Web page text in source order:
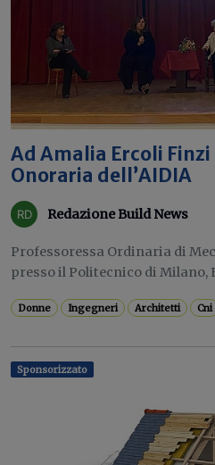
Ad Amalia Ercoli
Onoraria dell’AIDIA
Redazione Build News
Professoressa Ordinaria di
presso il Politecnico di Milano,
Donne Ingegneri Architetti Cni
Sponsorizzato